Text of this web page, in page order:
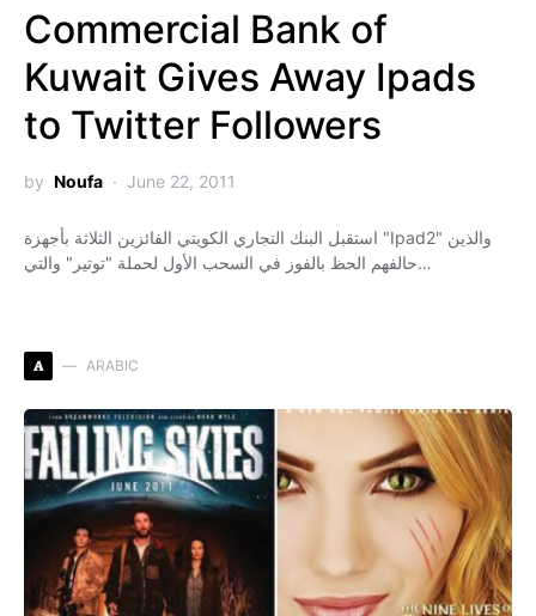
Commercial Bank of
Kuwait Gives Away Ipads
to Twitter Followers
by Noufa June 22, 2011
استقبل البنك التجاري الكويتي الفائزين الثلاثة بأجهزة "Ipad2" والذين
حالفهم الحظ بالفوز في السحب الأول لحملة "توتير" والتي…
A ARABIC